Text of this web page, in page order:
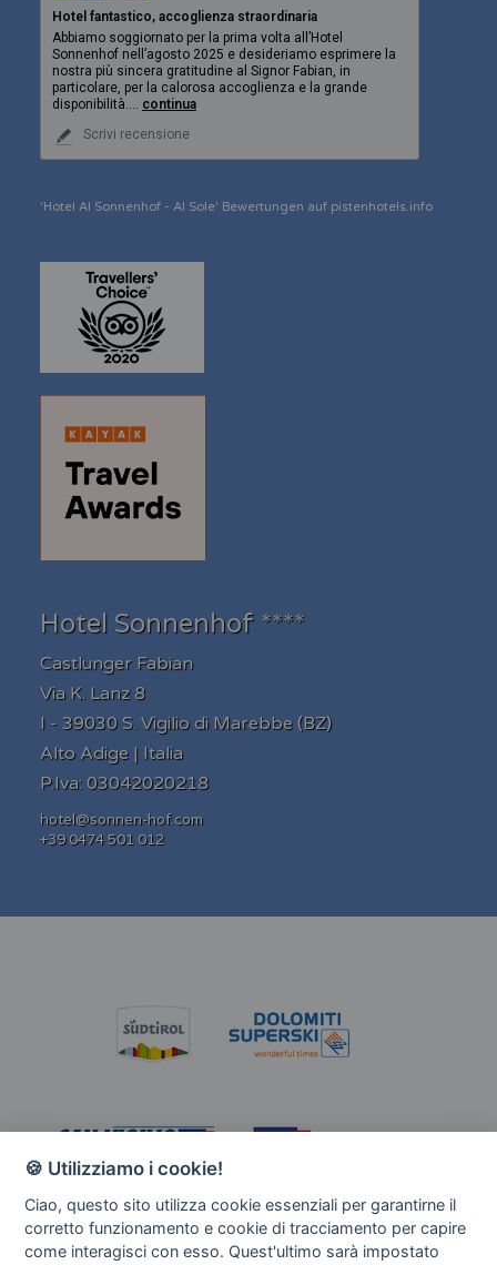
Hotel fantastico, accoglienza straordinaria
Abbiamo soggiornato per la prima volta all’Hotel
Sonnenhof nell’agosto 2025 e desideriamo esprimere la
nostra più sincera gratitudine al Signor Fabian, in
particolare, per la calorosa accoglienza e la grande
disponibilità.... continua
Scrivi recensione
Hotel Sonnenhof ****
Castlunger Fabian
Via K. Lanz 8
I - 39030 S. Vigilio di Marebbe (BZ)
Alto Adige | Italia
P.Iva: 03042020218
hotel@sonnen-hof.com
+39 0474 501 012
🍪 Utilizziamo i cookie!
Ciao, questo sito utilizza cookie essenziali per garantirne il
corretto funzionamento e cookie di tracciamento per capire
come interagisci con esso. Quest'ultimo sarà impostato